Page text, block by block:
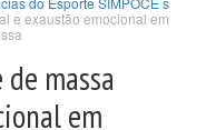
e exaustão emocional em
massa
em